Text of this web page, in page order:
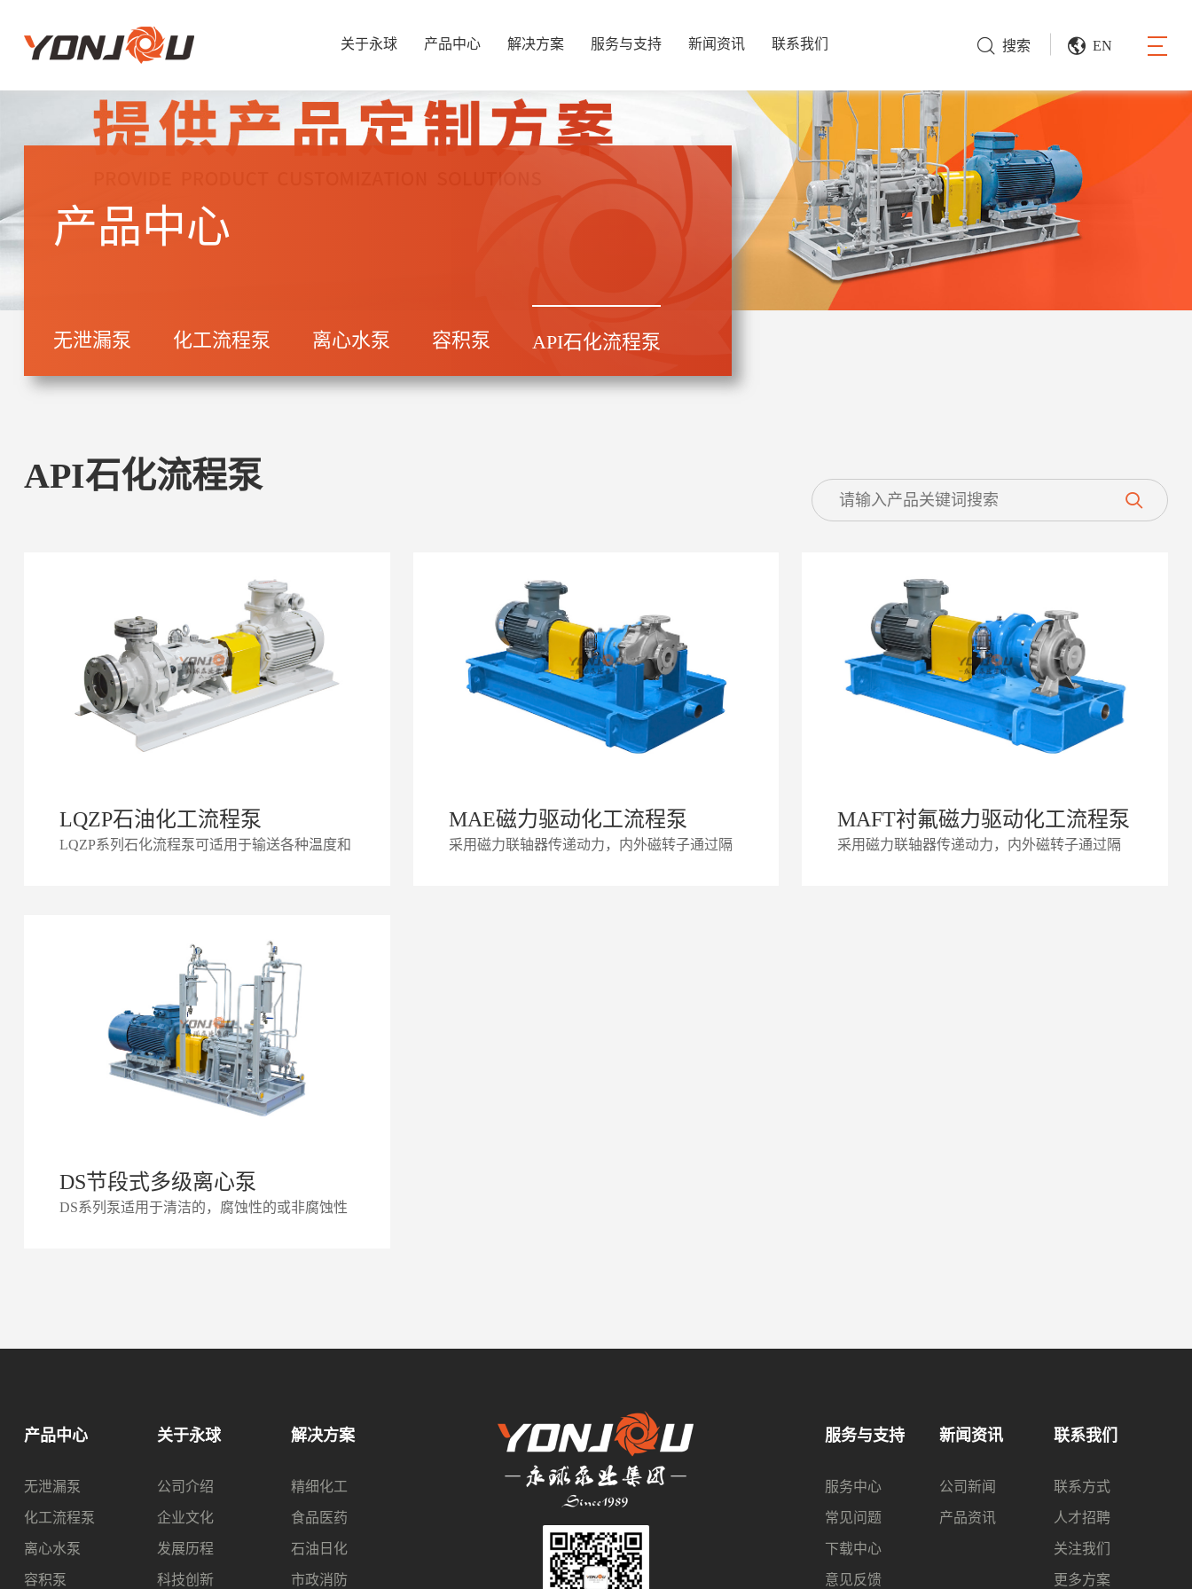
关于永球 产品中心 解决方案 服务与支持 新闻资讯 联系我们 搜索 EN
产品中心
无泄漏泵 化工流程泵 离心水泵 容积泵 API石化流程泵
API石化流程泵
LQZP石油化工流程泵
LQZP系列石化流程泵可适用于输送各种温度和
化学混合物，和其他腐蚀性液体。石油精炼
厂，石油化工行业，煤处理工业和零度以下工
程化工行业，造纸业，纸浆，炼糖厂和普通工
艺工程自来水厂，海水脱盐厂暖通空调系统发
电厂环保工程船舶和海洋工业等等
MAE磁力驱动化工流程泵
采用磁力联轴器传递动力，内外磁转子通过隔
MAFT衬氟磁力驱动化工流程泵
采用磁力联轴器传递动力，内外磁转子通过隔
DS节段式多级离心泵
DS系列泵适用于清洁的，腐蚀性的或非腐蚀性
产品中心
无泄漏泵
化工流程泵
离心水泵
容积泵
关于永球
公司介绍
企业文化
发展历程
科技创新
解决方案
精细化工
食品医药
石油日化
市政消防
服务与支持
服务中心
常见问题
下载中心
意见反馈
新闻资讯
公司新闻
产品资讯
联系我们
联系方式
人才招聘
关注我们
更多方案